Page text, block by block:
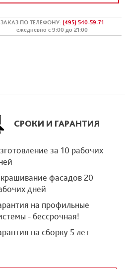
ЗАКАЗ ПО ТЕЛЕФОНУ: (495) 540-59-71
ежедневно с 9:00 до 21:00
СРОКИ И ГАРАНТИЯ
за 10 рабочих
фасадов 20
дней
на профильные
- бессрочная!
на сборку 5 лет